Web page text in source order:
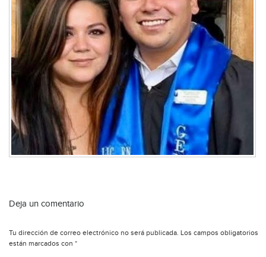
Deja un comentario
Tu dirección de correo electrónico no será publicada. Los campos obligatorios
están marcados con *